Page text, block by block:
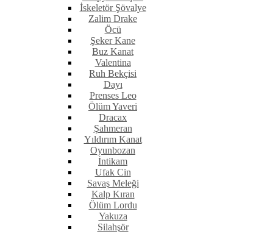
İskeletör Şövalye
Zalim Drake
Öcü
Şeker Kane
Buz Kanat
Valentina
Ruh Bekçisi
Dayı
Prenses Leo
Ölüm Yaveri
Dracax
Şahmeran
Yıldırım Kanat
Oyunbozan
İntikam
Ufak Cin
Savaş Meleği
Kalp Kıran
Ölüm Lordu
Yakuza
Silahşör